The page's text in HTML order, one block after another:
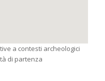
a contesti archeologici
di partenza